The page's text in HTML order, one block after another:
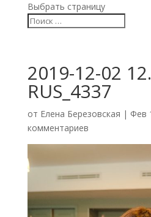
Выбрать страницу
2019-12-02
RUS_4337
от Елена Березовская | Фев
комментариев